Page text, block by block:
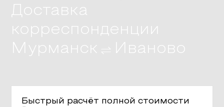
Доставка
корреспонденции
Мурманск
Иваново
Быстрый расчёт полной стоимости